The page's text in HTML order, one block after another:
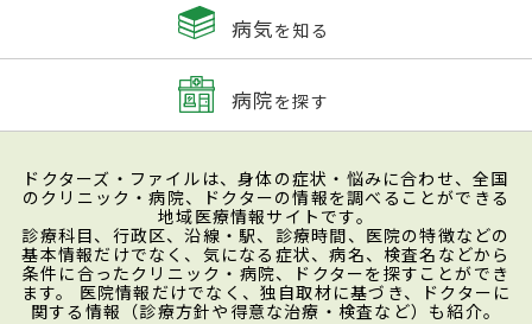
病気を知る
病院を探す
ドクターズ・ファイルは、身体の症状・悩みに合わせ、全国
のクリニック・病院、ドクターの情報を調べることができる
地域医療情報サイトです。
診療科目、行政区、沿線・駅、診療時間、医院の特徴などの
基本情報だけでなく、気になる症状、病名、検査名などから
条件に合ったクリニック・病院、ドクターを探すことができ
ます。 医院情報だけでなく、独自取材に基づき、ドクターに
関する情報（診療方針や得意な治療・検査など）も紹介。